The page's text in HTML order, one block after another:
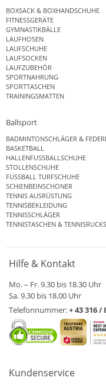
BOXSACK & BOXHANDSCHUHE
FITNESSGERÄTE
GYMNASTIKBÄLLE
LAUFHOSEN
LAUFSCHUHE
LAUFSOCKEN
LAUFZUBEHÖR
SPORTNAHRUNG
SPORTTASCHEN
TRAININGSMATTEN
Ballsport
BADMINTONSCHLÄGER &
BASKETBALL
HALLENFUSSBALLSCHUHE
STOLLENSCHUHE
FUSSBALL TURFSCHUHE
SCHIENBEINSCHONER
TENNIS AUSRÜSTUNG
TENNISBEKLEIDUNG
TENNISSCHLÄGER
TENNISTASCHEN &
Hilfe & Kontakt
Mo. – Fr. 9.30 bis 18.30 Uhr
Sa. 9.30 bis 18.00 Uhr
Telefonnummer:+ 43 316 /
Kundenservice